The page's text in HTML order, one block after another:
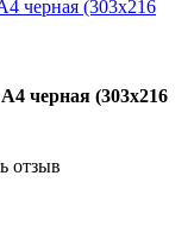
черная (303x216
отзыв